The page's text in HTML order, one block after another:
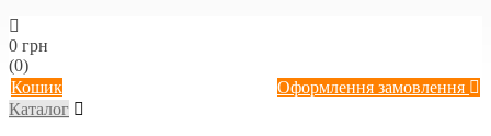
0 грн
(0)
Кошик
Оформлення замовлення
Каталог